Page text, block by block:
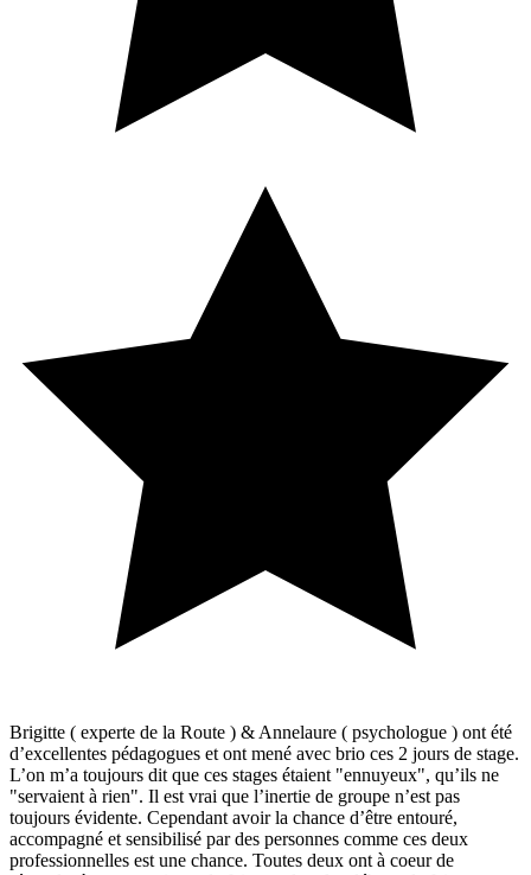
Brigitte ( experte de la Route ) & Annelaure ( psychologue ) ont été
d’excellentes pédagogues et ont mené avec brio ces 2 jours de stage.
L’on m’a toujours dit que ces stages étaient "ennuyeux", qu’ils ne
"servaient à rien". Il est vrai que l’inertie de groupe n’est pas
toujours évidente. Cependant avoir la chance d’être entouré,
accompagné et sensibilisé par des personnes comme ces deux
professionnelles est une chance. Toutes deux ont à coeur de